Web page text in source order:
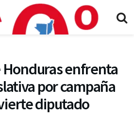
Honduras enfrenta
por campaña
diputado